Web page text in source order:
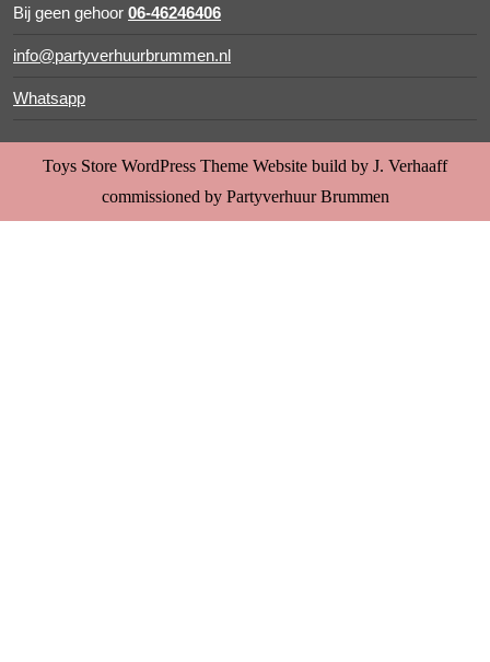
Bij geen gehoor 06-46246406
info@partyverhuurbrummen.nl
Whatsapp
Toys Store WordPress Theme Website build by J. Verhaaff
commissioned by Partyverhuur Brummen